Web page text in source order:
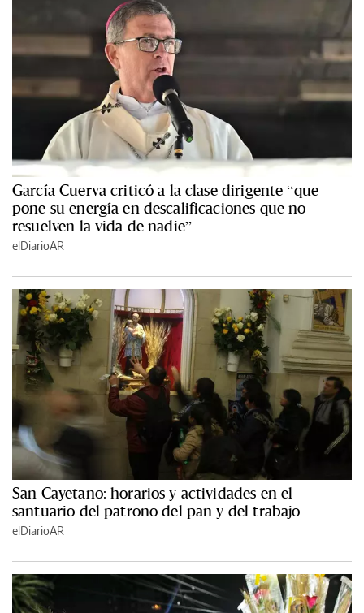
García Cuerva criticó a la clase dirigente “que
pone su energía en descalificaciones que no
resuelven la vida de nadie”
elDiarioAR
San Cayetano: horarios y actividades en el
santuario del patrono del pan y del trabajo
elDiarioAR